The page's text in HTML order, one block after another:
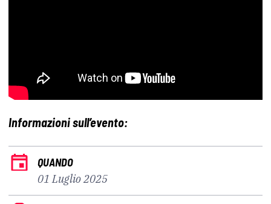
Informazioni sull’evento:
QUANDO
01 Luglio 2025